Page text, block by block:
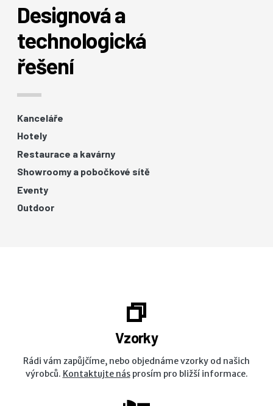
Designová a
technologická
řešení
Kanceláře
Hotely
Restaurace a kavárny
Showroomy a pobočkové sítě
Eventy
Outdoor
Vzorky
Rádi vám zapůjčíme, nebo objednáme vzorky od našich
výrobců. Kontaktujte násprosím pro bližší informace.